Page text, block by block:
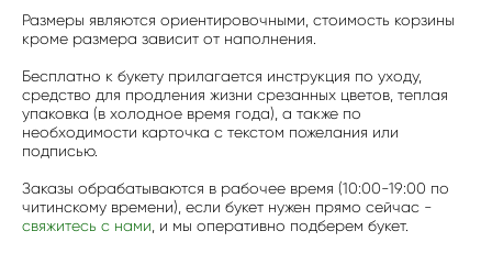
Размеры являются ориентировочными, стоимость корзины
кроме размера зависит от наполнения.
Бесплатно к букету прилагается инструкция по уходу,
средство для продления жизни срезанных цветов, теплая
упаковка (в холодное время года), а также по
необходимости карточка с текстом пожелания или
подписью.
Заказы обрабатываются в рабочее время (10:00-19:00 по
читинскому времени), если букет нужен прямо сейчас -
свяжитесь с нами, и мы оперативно подберем букет.